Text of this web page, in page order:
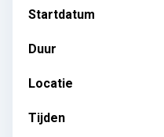
Startdatum
Duur
Locatie
Tijden